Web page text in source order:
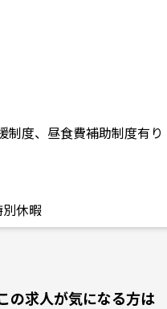
制度、昼食費補助制度有り
休暇
の求人が気になる方は